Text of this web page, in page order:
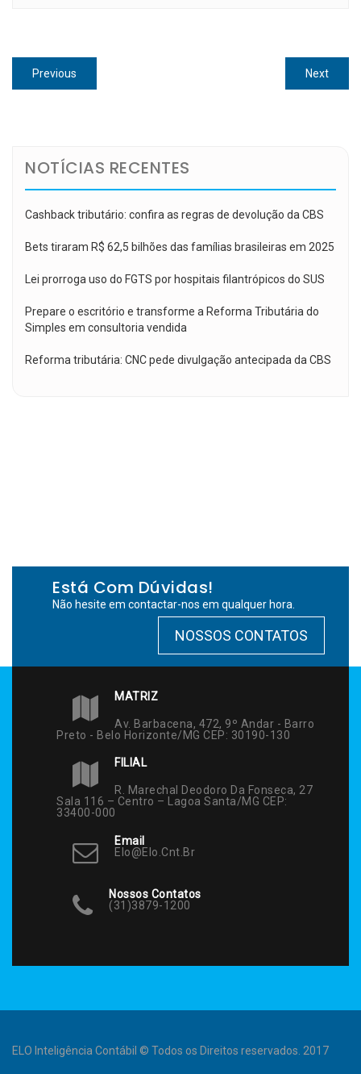
Navegação
de
Previous
post:
NextNext
post:
NOTÍCIAS RECENTES
Cashback tributário: confira as regras de devolução da CBS
Bets tiraram R$ 62,5 bilhões das famílias brasileiras em 2025
Lei prorroga uso do FGTS por hospitais filantrópicos do SUS
Prepare o escritório e transforme a Reforma Tributária do
Simples em consultoria vendida
Reforma tributária: CNC pede divulgação antecipada da CBS
Está Com Dúvidas!
Não hesite em contactar-nos em qualquer hora.
NOSSOS CONTATOS
MATRIZ
Av. Barbacena, 472, 9º Andar - Barro
Preto - Belo Horizonte/MG CEP: 30190-130
FILIAL
R. Marechal Deodoro Da Fonseca, 27
Sala 116 – Centro – Lagoa Santa/MG CEP:
33400-000
Email
Elo@elo.cnt.br
Nossos Contatos
(31)3879-1200
ELO Inteligência Contábil © Todos os Direitos reservados. 2017